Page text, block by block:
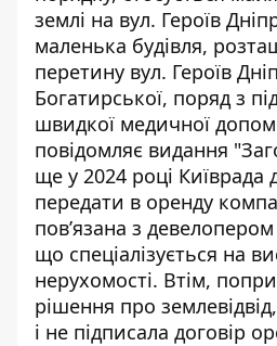
землі на вул. Героїв
маленька будівля,
перетину вул. Героїв
Богатирської, поряд з
швидкої медичної
повідомляє видання
ще у 2024 році Київрада
передати в оренду
пов’язана з
що спеціалізується на
нерухомості. Втім,
рішення про
і не підписала договір